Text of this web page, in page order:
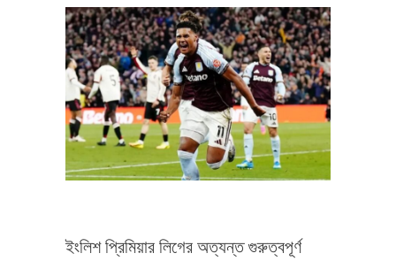
ইংলিশ প্রিমিয়ার লিগের অত্যন্ত গুরুত্বপূর্ণ